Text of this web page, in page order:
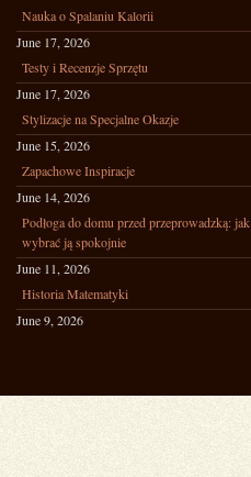
Nauka o Spalaniu Kalorii
June 17, 2026
Testy i Recenzje Sprzętu
June 17, 2026
Stylizacje na Specjalne Okazje
June 15, 2026
Zapachowe Inspiracje
June 14, 2026
Podłoga do domu przed przeprowadzką: jak
wybrać ją spokojnie
June 11, 2026
Historia Matematyki
June 9, 2026